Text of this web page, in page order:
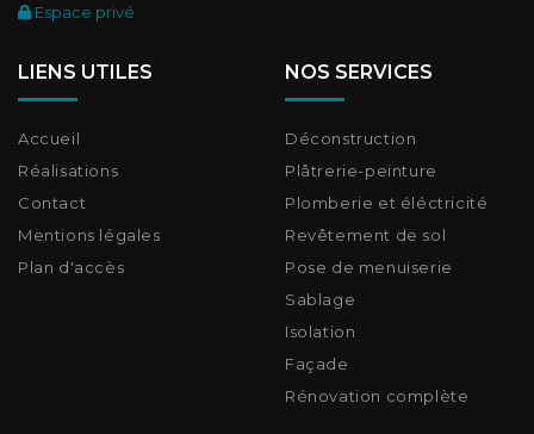
Espace privé
LIENS UTILES
Accueil
Réalisations
Contact
Mentions légales
Plan d'accès
NOS SERVICES
Déconstruction
Plâtrerie-peinture
Plomberie et éléctricité
Revêtement de sol
Pose de menuiserie
Sablage
Isolation
Façade
Rénovation complète